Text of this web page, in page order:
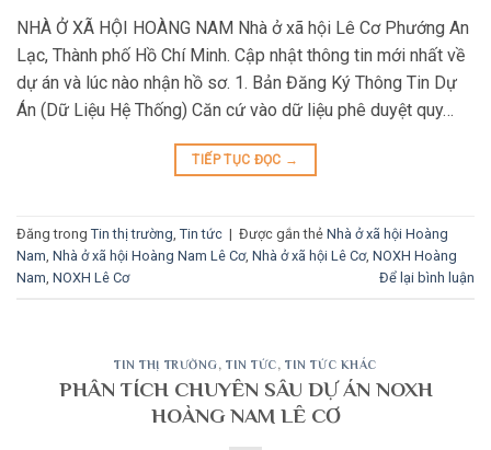
NHÀ Ở XÃ HỘI HOÀNG NAM Nhà ở xã hội Lê Cơ Phướng An
Lạc, Thành phố Hồ Chí Minh. Cập nhật thông tin mới nhất về
dự án và lúc nào nhận hồ sơ. 1. Bản Đăng Ký Thông Tin Dự
Án (Dữ Liệu Hệ Thống) Căn cứ vào dữ liệu phê duyệt quy…
TIẾP TỤC ĐỌC →
Đăng trong Tin thị trường, Tin tức | Được gắn thẻ Nhà ở xã hội Hoàng
Nam, Nhà ở xã hội Hoàng Nam Lê Cơ, Nhà ở xã hội Lê Cơ, NOXH Hoàng
Nam, NOXH Lê Cơ Để lại bình luận
TIN THỊ TRƯỜNG,TIN TỨC,TIN TỨC KHÁC
PHÂN TÍCH CHUYÊN SÂU DỰ ÁN NOXH
HOÀNG NAM LÊ CƠ